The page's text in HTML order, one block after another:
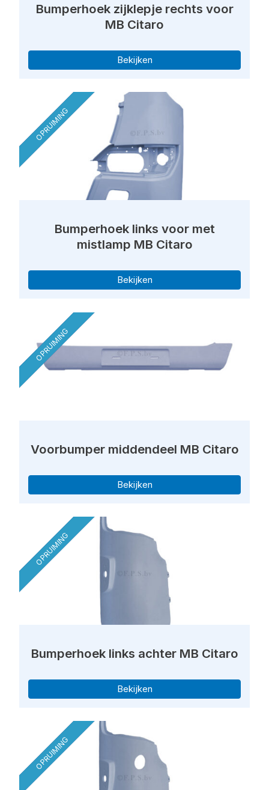
Bumperhoek zijklepje rechts voor
MB Citaro
Bekijken
OPRUIMING
Bumperhoek links voor met
mistlamp MB Citaro
Bekijken
OPRUIMING
Voorbumper middendeel MB Citaro
Bekijken
OPRUIMING
Bumperhoek links achter MB Citaro
Bekijken
OPRUIMING